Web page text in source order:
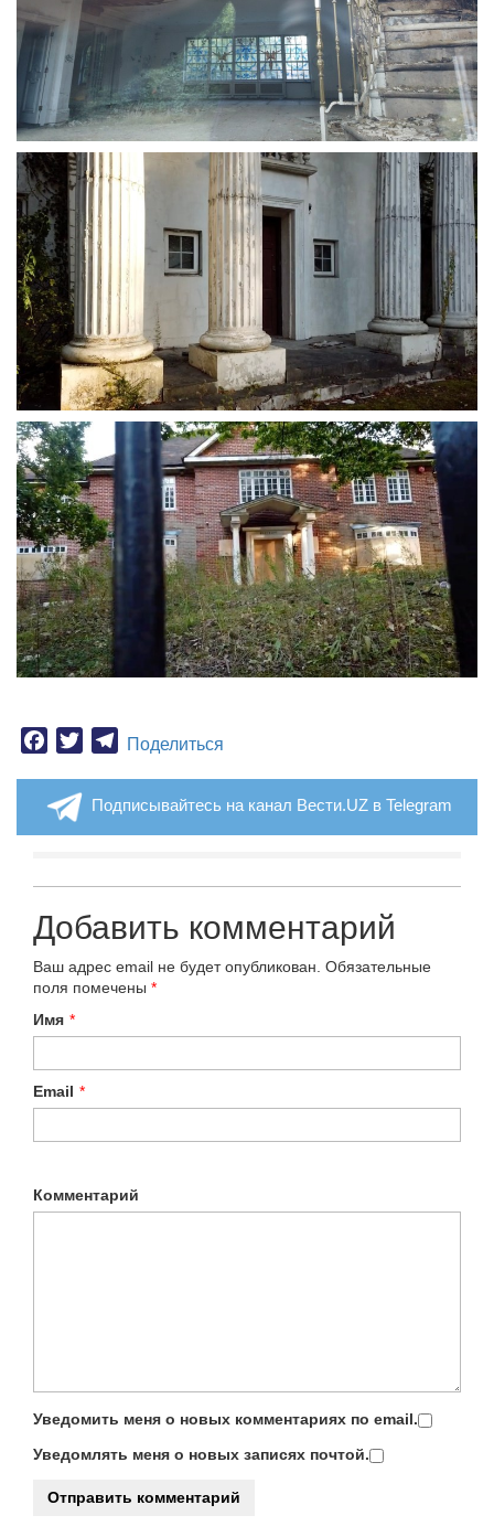
Facebook
TwitterTelegram
Поделиться
Подписывайтесь на канал Вести.UZ в Telegram
Добавить комментарий
Ваш адрес email не будет опубликован. Обязательные
поля помечены *
Имя *
Email *
Комментарий
Уведомить меня о новых комментариях по email.
Уведомлять меня о новых записях почтой.